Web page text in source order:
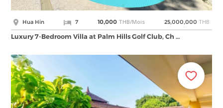
Hua Hin 7 10,000 THB/Mois 25,000,000 THB
Luxury 7-Bedroom Villa at Palm Hills Golf Club, Ch …